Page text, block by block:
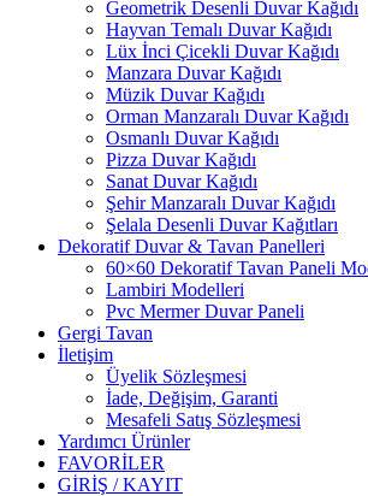
Geometrik Desenli Duvar Kağıdı
Hayvan Temalı Duvar Kağıdı
Lüx İnci Çicekli Duvar Kağıdı
Manzara Duvar Kağıdı
Müzik Duvar Kağıdı
Orman Manzaralı Duvar Kağıdı
Osmanlı Duvar Kağıdı
Pizza Duvar Kağıdı
Sanat Duvar Kağıdı
Şehir Manzaralı Duvar Kağıdı
Şelala Desenli Duvar Kağıtları
Dekoratif Duvar & Tavan Panelleri
60×60 Dekoratif Tavan Paneli
Lambiri Modelleri
Pvc Mermer Duvar Paneli
Gergi Tavan
İletişim
Üyelik Sözleşmesi
İade, Değişim, Garanti
Mesafeli Satış Sözleşmesi
Yardımcı Ürünler
FAVORİLER
GİRİŞ / KAYIT